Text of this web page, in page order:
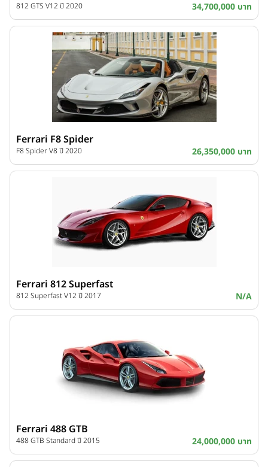
812 GTS V12 ปี 2020 34,700,000 บาท
Ferrari F8 Spider
F8 Spider V8 ปี 2020 26,350,000 บาท
Ferrari 812 Superfast
812 Superfast V12 ปี 2017 N/A
Ferrari 488 GTB
488 GTB Standard ปี 2015 24,000,000 บาท